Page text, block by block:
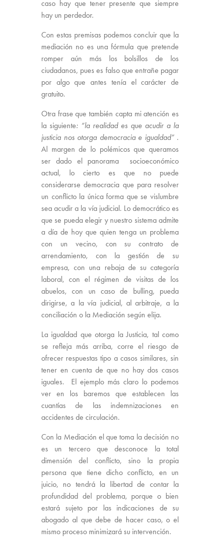
caso hay que tener presente que siempre
hay un perdedor.
Con estas premisas podemos concluir que la
mediación no es una fórmula que pretende
romper aún más los bolsillos de los
ciudadanos, pues es falso que entrañe pagar
por algo que antes tenía el carácter de
gratuito.
Otra frase que también capta mi atención es
la siguiente: “la realidad es que acudir a la
justicia nos otorga democracia e igualdad”.
Al margen de lo polémicos que queramos
ser dado el panorama socioeconómico
actual, lo cierto es que no puede
considerarse democracia que para resolver
un conflicto la única forma que se vislumbre
sea acudir a la vía judicial. Lo democrático es
que se pueda elegir y nuestro sistema admite
a día de hoy que quien tenga un problema
con un vecino, con su contrato de
arrendamiento, con la gestión de su
empresa, con una rebaja de su categoría
laboral, con el régimen de visitas de los
abuelos, con un caso de bulling, pueda
dirigirse, a la vía judicial, al arbitraje, a la
conciliación o la Mediación según elija.
La igualdad que otorga la Justicia, tal como
se refleja más arriba, corre el riesgo de
ofrecer respuestas tipo a casos similares, sin
tener en cuenta de que no hay dos casos
iguales. El ejemplo más claro lo podemos
ver en los baremos que establecen las
cuantías de las indemnizaciones en
accidentes de circulación.
Con la Mediación el que toma la decisión no
es un tercero que desconoce la total
dimensión del conflicto, sino la propia
persona que tiene dicho conflicto, en un
juicio, no tendrá la libertad de contar la
profundidad del problema, porque o bien
estará sujeto por las indicaciones de su
abogado al que debe de hacer caso, o el
mismo proceso minimizará su intervención.